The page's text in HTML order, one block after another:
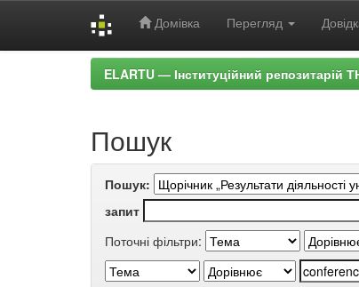
Домівка Перегляд
ELARTU — Інституційний репозитарій
Пошук
Пошук:
запит
Поточні фільтри: